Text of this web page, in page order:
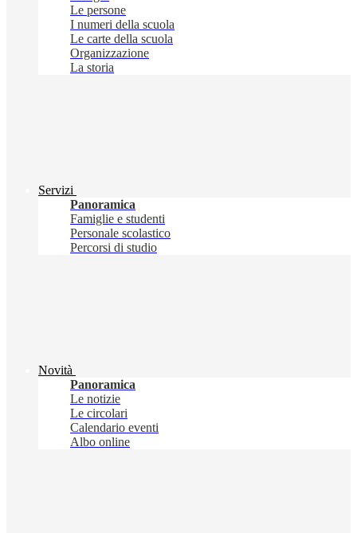
Le persone
I numeri della scuola
Le carte della scuola
Organizzazione
La storia
Servizi
Panoramica
Famiglie e studenti
Personale scolastico
Percorsi di studio
Novità
Panoramica
Le notizie
Le circolari
Calendario eventi
Albo online